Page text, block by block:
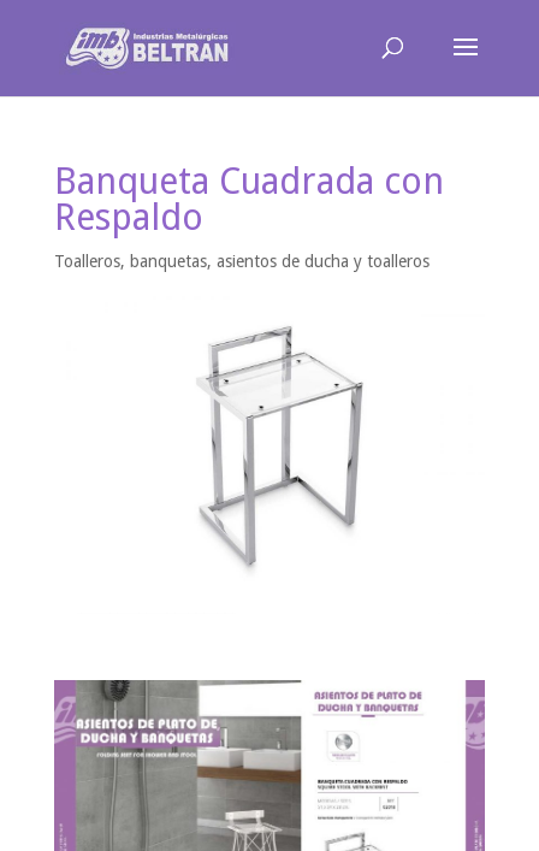
Banqueta Cuadrada con
Respaldo
Toalleros, banquetas, asientos de ducha y toalleros